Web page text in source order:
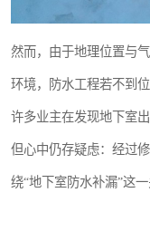
然而，由于地理位置与
环境，防水工程若不到
许多业主在发现地下室
但心中仍存疑虑：经过
绕“地下室防水补漏”这